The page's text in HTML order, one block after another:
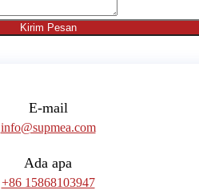
Kirim Pesan
E-mail
info@supmea.com
Ada apa
+86 15868103947